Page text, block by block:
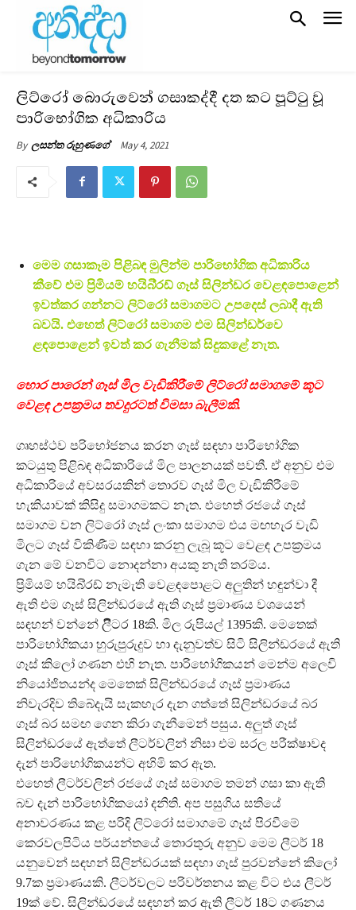
ලිට්රෝ බොරුවෙන් ගසාකද්දී දත කට පූට්ටු වූ
පාරිභෝගික අධිකාරිය
By ලසන්ත රුහුණගේ May 4, 2021
මෙම ගසාකෑම පිළිබඳ මුලින්ම පාරිභෝගික අධිකාරිය
කීවේ එම ප්‍රිමියම් හයිබි්‍රඩ් ගෑස් සිලින්ඩර වෙළඳපොළෙන්
ඉවත්කර ගන්නට ලිට්රෝ සමාගමට උපදෙස් ලබාදී ඇති
බවයි. එහෙත් ලිට්රෝ සමාගම එම සිලින්ඩර්වෙ
ළඳපොළෙන් ඉවත් කර ගැනීමක් සිදුකළේ නැත.
හොර පාරෙන් ගෑස් මිල වැඩිකිරීමේ ලිට්රෝ සමාගමේ කූට
වෙළඳ උපක්‍රමය තවදුරටත් විමසා බැලීමකි.
ගෘහස්ථව පරිභෝජනය කරන ගෑස් සඳහා පාරිභෝගික
කටයුතු පිළිබඳ අධිකාරියේ මිල පාලනයක් පවතී. ඒ අනුව එම
අධිකාරියේ අවසරයකින් තොරව ගෑස් මිල වැඩිකිරීමේ
හැකියාවක් කිසිදු සමාගමකට නැත. එහෙත් රජයේ ගෑස්
සමාගම වන ලිට්රෝ ගෑස් ලංකා සමාගම එය මඟහැර වැඩි
මිලට ගෑස් විකිණීම සඳහා කරනු ලැබූ කූට වෙළඳ උපක්‍රමය
ගැන මේ වනවිට නොදන්නා අයකු නැති තරම්ය.
ප්‍රිමියම් හයිබි්‍රඩ් නැමැති වෙළඳපොළට අලුතින් හඳුන්වා දී
ඇති එම ගෑස් සිලින්ඩරයේ ඇති ගෑස් ප්‍රමාණය වශයෙන්
සඳහන් වන්නේ ලීිටර 18කි. මිල රුපියල් 1395කි. මෙතෙක්
පාරිභෝගිකයා හුරුපුරුදුව හා දැනුවත්ව සිටි සිලින්ඩරයේ ඇති
ගෑස් කිලෝ ගණන එහි නැත. පාරිභෝගිකයන් මෙන්ම අලෙවි
නියෝජිතයන්ද මෙතෙක් සිලින්ඩරයේ ගෑස් ප්‍රමාණය
නිවැරදිව තිබේදැයි සැකහැර දැන ගත්තේ සිලින්ඩරයේ බර
ගෑස් බර සමඟ ගෙන කිරා ගැනීමෙන් පසුය. අලුත් ගෑස්
සිලින්ඩරයේ ඇත්තේ ලීටර්වලින් නිසා එම සරල පරීක්ෂාවද
දැන් පාරිභෝගිකයන්ට අහිමි කර ඇත.
එහෙත් ලීටර්වලින් රජයේ ගෑස් සමාගම තමන් ගසා කා ඇති
බව දැන් පාරිභෝගිකයෝ දනිති. අප පසුගිය සතියේ
අනාවරණය කළ පරිදි ලිට්රෝ සමාගමේ ගෑස් පිරවීමේ
කෙරවලපිටිය පර්යන්තයේ තොරතුරු අනුව මෙම ලීටර් 18
යනුවෙන් සඳහන් සිලින්ඩරයක් සඳහා ගෑස් පුරවන්නේ කිලෝ
9.7ක ප්‍රමාණයකි. ලීටර්වලට පරිවර්තනය කළ විට එය ලීටර්
19ක් වේ. සිලින්ඩරයේ සඳහන් කර ඇති ලීටර් 18ට ගණනය